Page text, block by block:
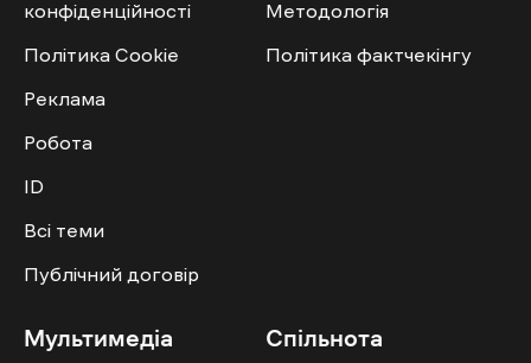
конфіденційності
Політика Cookie
Реклама
Робота
ID
Всі теми
Публічний договір
Методологія
Політика фактчекінгу
Мультимедіа Спільнота